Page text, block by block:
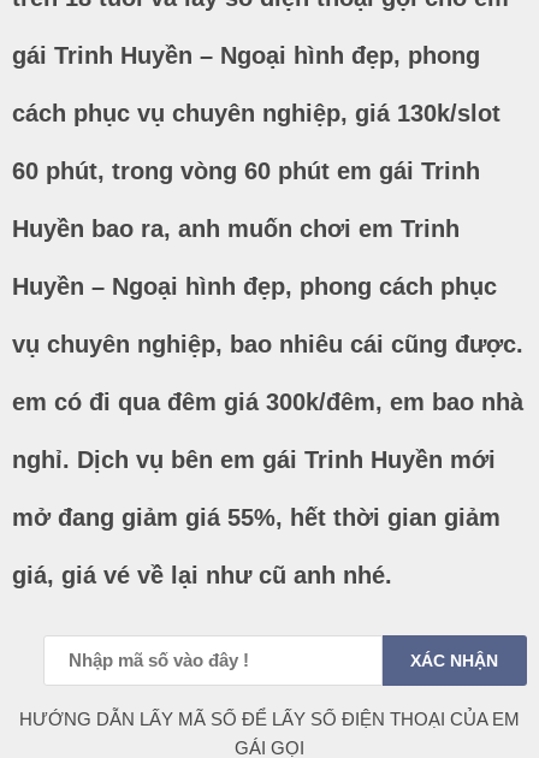
gái Trinh Huyền – Ngoại hình đẹp, phong
cách phục vụ chuyên nghiệp, giá 130k/slot
60 phút, trong vòng 60 phút em gái Trinh
Huyền bao ra, anh muốn chơi em Trinh
Huyền – Ngoại hình đẹp, phong cách phục
vụ chuyên nghiệp, bao nhiêu cái cũng được.
em có đi qua đêm giá 300k/đêm, em bao nhà
nghỉ. Dịch vụ bên em gái Trinh Huyền mới
mở đang giảm giá 55%, hết thời gian giảm
giá, giá vé về lại như cũ anh nhé.
HƯỚNG DẪN LẤY MÃ SỐ ĐỂ LẤY SỐ ĐIỆN THOẠI CỦA EM
GÁI GỌI